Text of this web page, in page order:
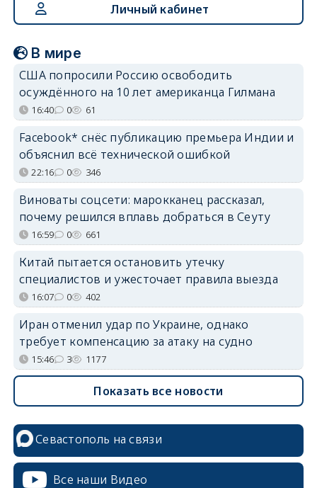
Личный кабинет
В мире
США попросили Россию освободить
осуждённого на 10 лет американца Гилмана
16:40 0 61
Facebook* снёс публикацию премьера Индии и
объяснил всё технической ошибкой
22:16 0 346
Виноваты соцсети: марокканец рассказал,
почему решился вплавь добраться в Сеуту
16:59 0 661
Китай пытается остановить утечку
специалистов и ужесточает правила выезда
16:07 0 402
Иран отменил удар по Украине, однако
требует компенсацию за атаку на судно
15:46 3 1177
Показать все новости
Севастополь на связи
Все наши Видео